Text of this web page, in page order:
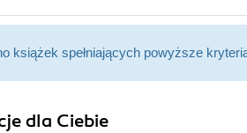
książek spełniających powyższe
dla Ciebie